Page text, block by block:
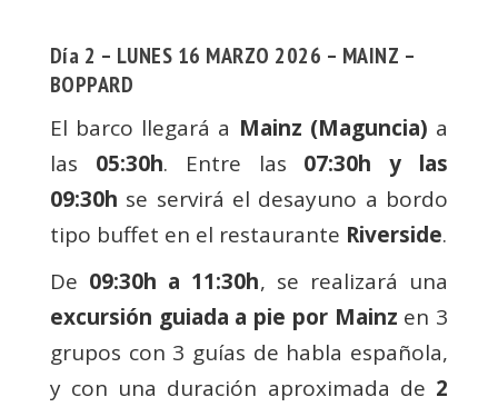
Día 2 – LUNES 16 MARZO 2026 – MAINZ –
BOPPARD
El barco llegará a Mainz (Maguncia) a
las 05:30h. Entre las 07:30h y las
09:30h se servirá el desayuno a bordo
tipo buffet en el restaurante Riverside.
De 09:30h a 11:30h, se realizará una
excursión guiada a pie por Mainz en 3
grupos con 3 guías de habla española,
y con una duración aproximada de 2